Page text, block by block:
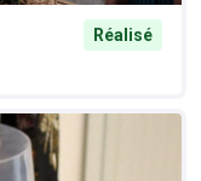
Réalisé